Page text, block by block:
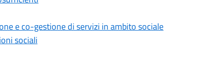
e co-gestione di servizi in ambito sociale
sociali